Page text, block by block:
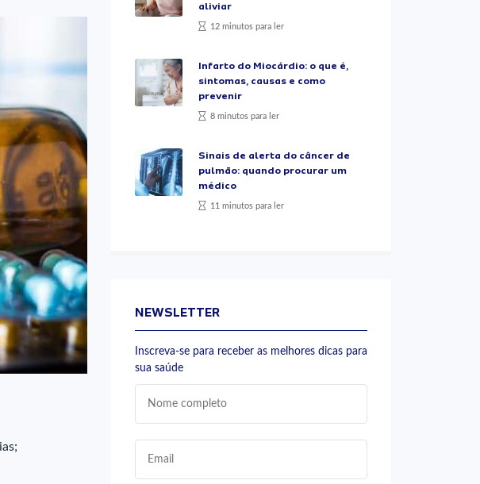
aliviar
12 minutos para ler
Infarto do Miocárdio: o que é,
sintomas, causas e como
prevenir
8 minutos para ler
Sinais de alerta do câncer de
pulmão: quando procurar um
médico
11 minutos para ler
NEWSLETTER
Inscreva-se para receber as melhores dicas para
sua saúde